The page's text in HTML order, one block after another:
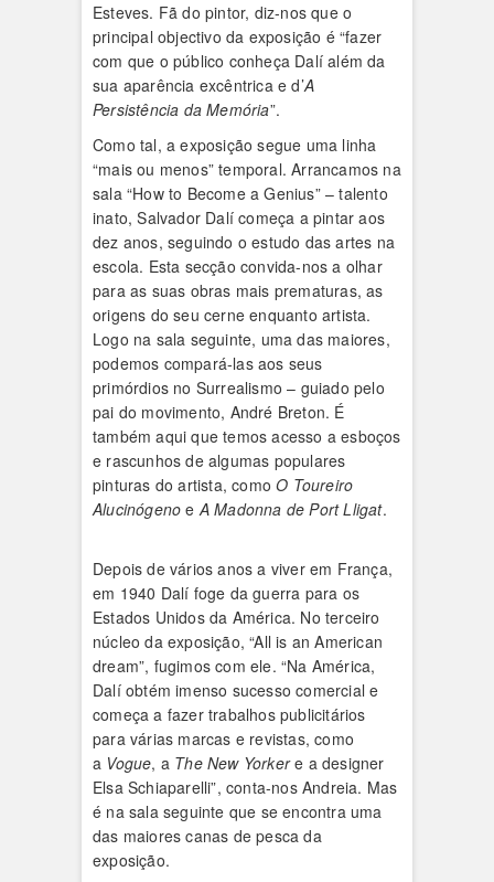
Esteves. Fã do pintor, diz-nos que o
principal objectivo da exposição é “fazer
com que o público conheça Dalí além da
sua aparência excêntrica e d’A
Persistência da Memória”.
Como tal, a exposição segue uma linha
“mais ou menos” temporal. Arrancamos na
sala “How to Become a Genius” – talento
inato, Salvador Dalí começa a pintar aos
dez anos, seguindo o estudo das artes na
escola. Esta secção convida-nos a olhar
para as suas obras mais prematuras, as
origens do seu cerne enquanto artista.
Logo na sala seguinte, uma das maiores,
podemos compará-las aos seus
primórdios no Surrealismo – guiado pelo
pai do movimento, André Breton. É
também aqui que temos acesso a esboços
e rascunhos de algumas populares
pinturas do artista, comoO Toureiro
Alucinógeno eA Madonna de Port Lligat.
Depois de vários anos a viver em França,
em 1940 Dalí foge da guerra para os
Estados Unidos da América. No terceiro
núcleo da exposição, “All is an American
dream”, fugimos com ele. “Na América,
Dalí obtém imenso sucesso comercial e
começa a fazer trabalhos publicitários
para várias marcas e revistas, como
a Vogue, a The New Yorkere a designer
Elsa Schiaparelli”, conta-nos Andreia. Mas
é na sala seguinte que se encontra uma
das maiores canas de pesca da
exposição.